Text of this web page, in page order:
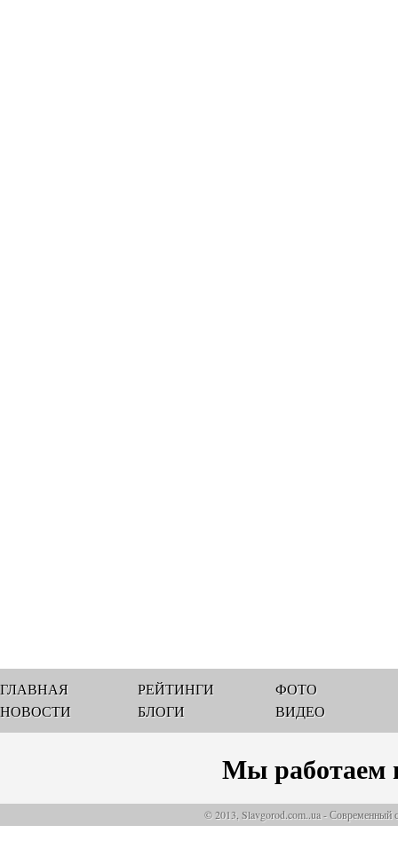
ГЛАВНАЯ
НОВОСТИ
РЕЙТИНГИ
БЛОГИ
ФОТО
ВИДЕО
Мы работаем
© 2013, Slavgorod.com..ua - Современный